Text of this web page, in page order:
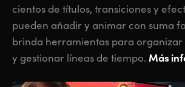
cientos de títulos, transiciones y
pueden añadir y animar con suma
brinda herramientas para
y gestionar líneas de tiempo. Más